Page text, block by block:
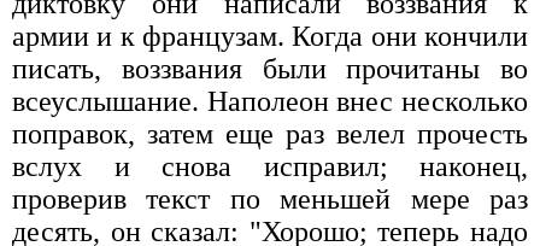
армии и к французам. Когда они кончили
писать, воззвания были прочитаны во
всеуслышание. Наполеон внес несколько
поправок, затем еще раз велел прочесть
вслух и снова исправил; наконец,
проверив текст по меньшей мере раз
десять, он сказал: "Хорошо; теперь надо